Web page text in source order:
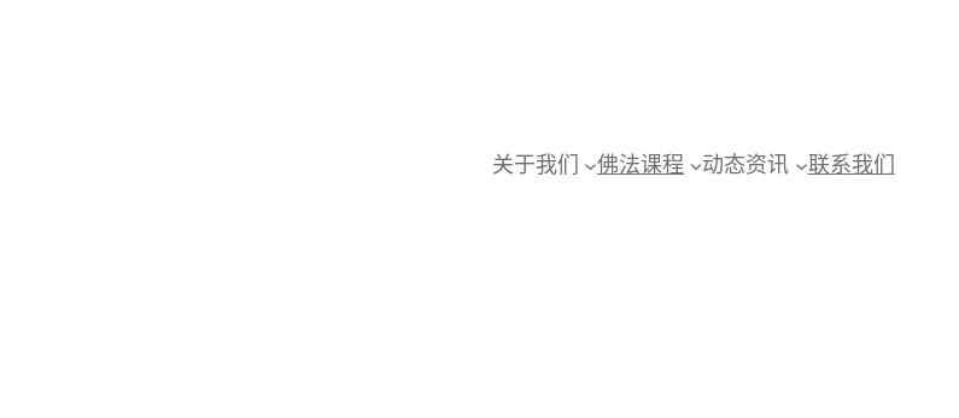
关于我们
佛法课程 动态资讯 联系我们